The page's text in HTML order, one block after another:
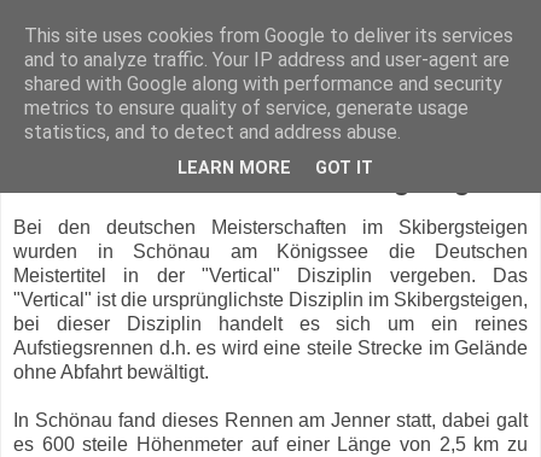
Mittwoch, 14. März 2018
Deutsche Meisterschaft Skibergsteigen
Bei den deutschen Meisterschaften im Skibergsteigen
wurden in Schönau am Königssee die Deutschen
Meistertitel in der "Vertical" Disziplin vergeben. Das
"Vertical" ist die ursprünglichste Disziplin im Skibergsteigen,
bei dieser Disziplin handelt es sich um ein reines
Aufstiegsrennen d.h. es wird eine steile Strecke im Gelände
ohne Abfahrt bewältigt.
In Schönau fand dieses Rennen am Jenner statt, dabei galt
es 600 steile Höhenmeter auf einer Länge von 2,5 km zu
This site uses cookies from Google to deliver its services
and to analyze traffic. Your IP address and user-agent are
shared with Google along with performance and security
metrics to ensure quality of service, generate usage
statistics, and to detect and address abuse.
LEARN MORE GOT IT